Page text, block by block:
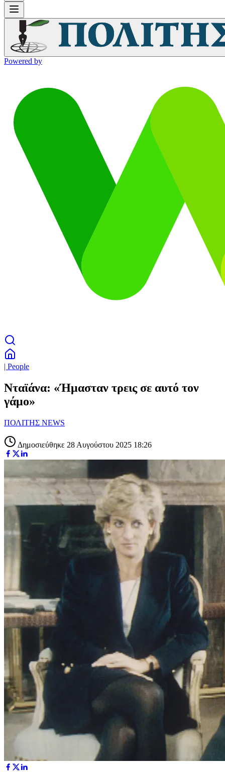
Powered by
| People
Νταϊάνα: «Ήμασταν τρεις σε αυτό τον
γάμο»
ΠΟΛΙΤΗΣ NEWS
Δημοσιεύθηκε 28 Αυγούστου 2025 18:26